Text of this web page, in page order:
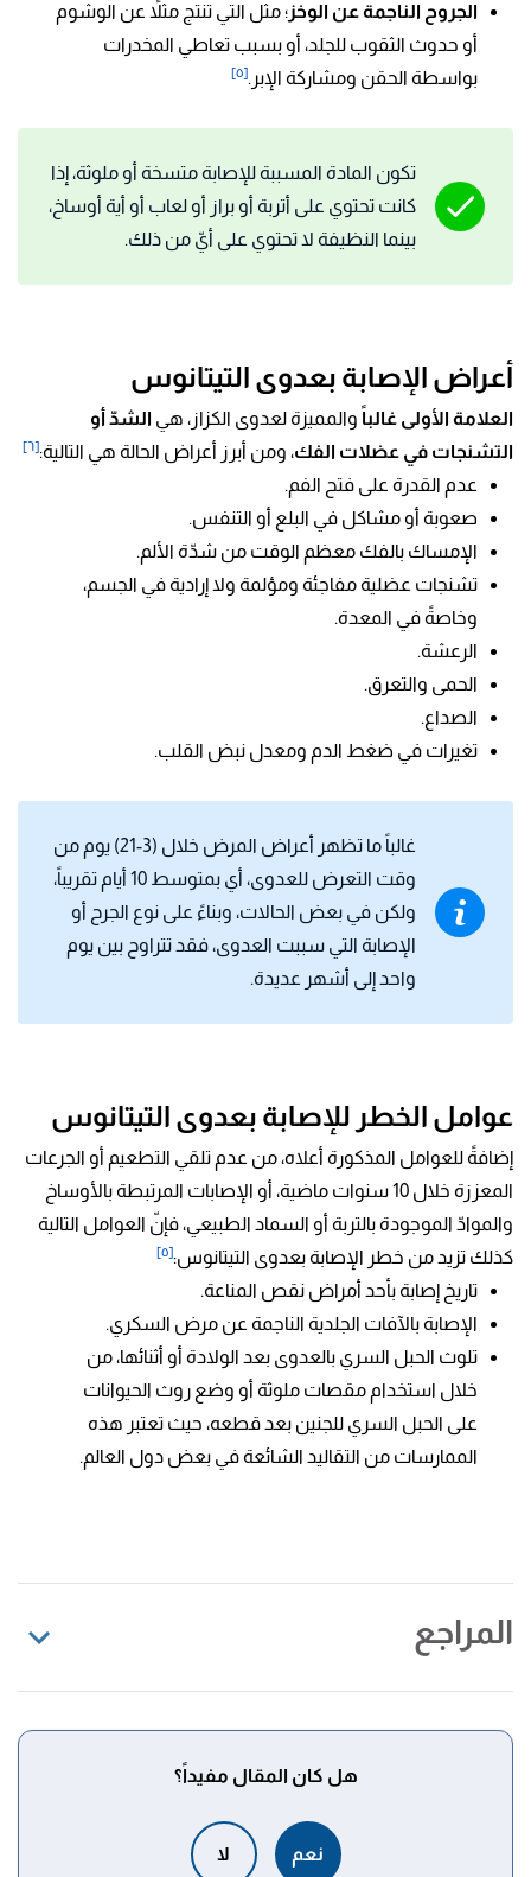
الجروح الناجمة عن الوخز؛ مثل التي تنتج مثلاً عن الوشوم
أو حدوث الثقوب للجلد، أو بسبب تعاطي المخدرات
بواسطة الحقن ومشاركة الإبر.[٥]
تكون المادة المسببة للإصابة متسخة أو ملوثة، إذا
كانت تحتوي على أتربة أو براز أو لعاب أو أية أوساخ،
بينما النظيفة لا تحتوي على أيّ من ذلك.
أعراض الإصابة بعدوى التيتانوس
العلامة الأولى غالباً والمميزة لعدوى الكزاز، هي الشدّ أو
التشنجات في عضلات الفك، ومن أبرز أعراض الحالة هي التالية:[٦]
عدم القدرة على فتح الفم.
صعوبة أو مشاكل في البلع أو التنفس.
الإمساك بالفك معظم الوقت من شدّة الألم.
تشنجات عضلية مفاجئة ومؤلمة ولا إرادية في الجسم،
وخاصةً في المعدة.
الرعشة.
الحمى والتعرق.
الصداع.
تغيرات في ضغط الدم ومعدل نبض القلب.
غالباً ما تظهر أعراض المرض خلال (3-21) يوم من
وقت التعرض للعدوى، أي بمتوسط 10 أيام تقريباً،
ولكن في بعض الحالات، وبناءً على نوع الجرح أو
الإصابة التي سببت العدوى، فقد تتراوح بين يوم
واحد إلى أشهر عديدة.
عوامل الخطر للإصابة بعدوى التيتانوس
إضافةً للعوامل المذكورة أعلاه، من عدم تلقي التطعيم أو الجرعات
المعززة خلال 10 سنوات ماضية، أو الإصابات المرتبطة بالأوساخ
والموادّ الموجودة بالتربة أو السماد الطبيعي، فإنّ العوامل التالية
كذلك تزيد من خطر الإصابة بعدوى التيتانوس:[٥]
تاريخ إصابة بأحد أمراض نقص المناعة.
الإصابة بالآفات الجلدية الناجمة عن مرض السكري.
تلوث الحبل السري بالعدوى بعد الولادة أو أثنائها، من
خلال استخدام مقصات ملوثة أو وضع روث الحيوانات
على الحبل السري للجنين بعد قطعه، حيث تعتبر هذه
الممارسات من التقاليد الشائعة في بعض دول العالم.
المراجع
nationalacademies.org, Retrieved 10/1/2022. Edited.
you are badly cut,cuts, scrapes, and
scratches. "Do I Need a Tetanus Shot?"
هل كان المقال مفيداً؟
نعم لا